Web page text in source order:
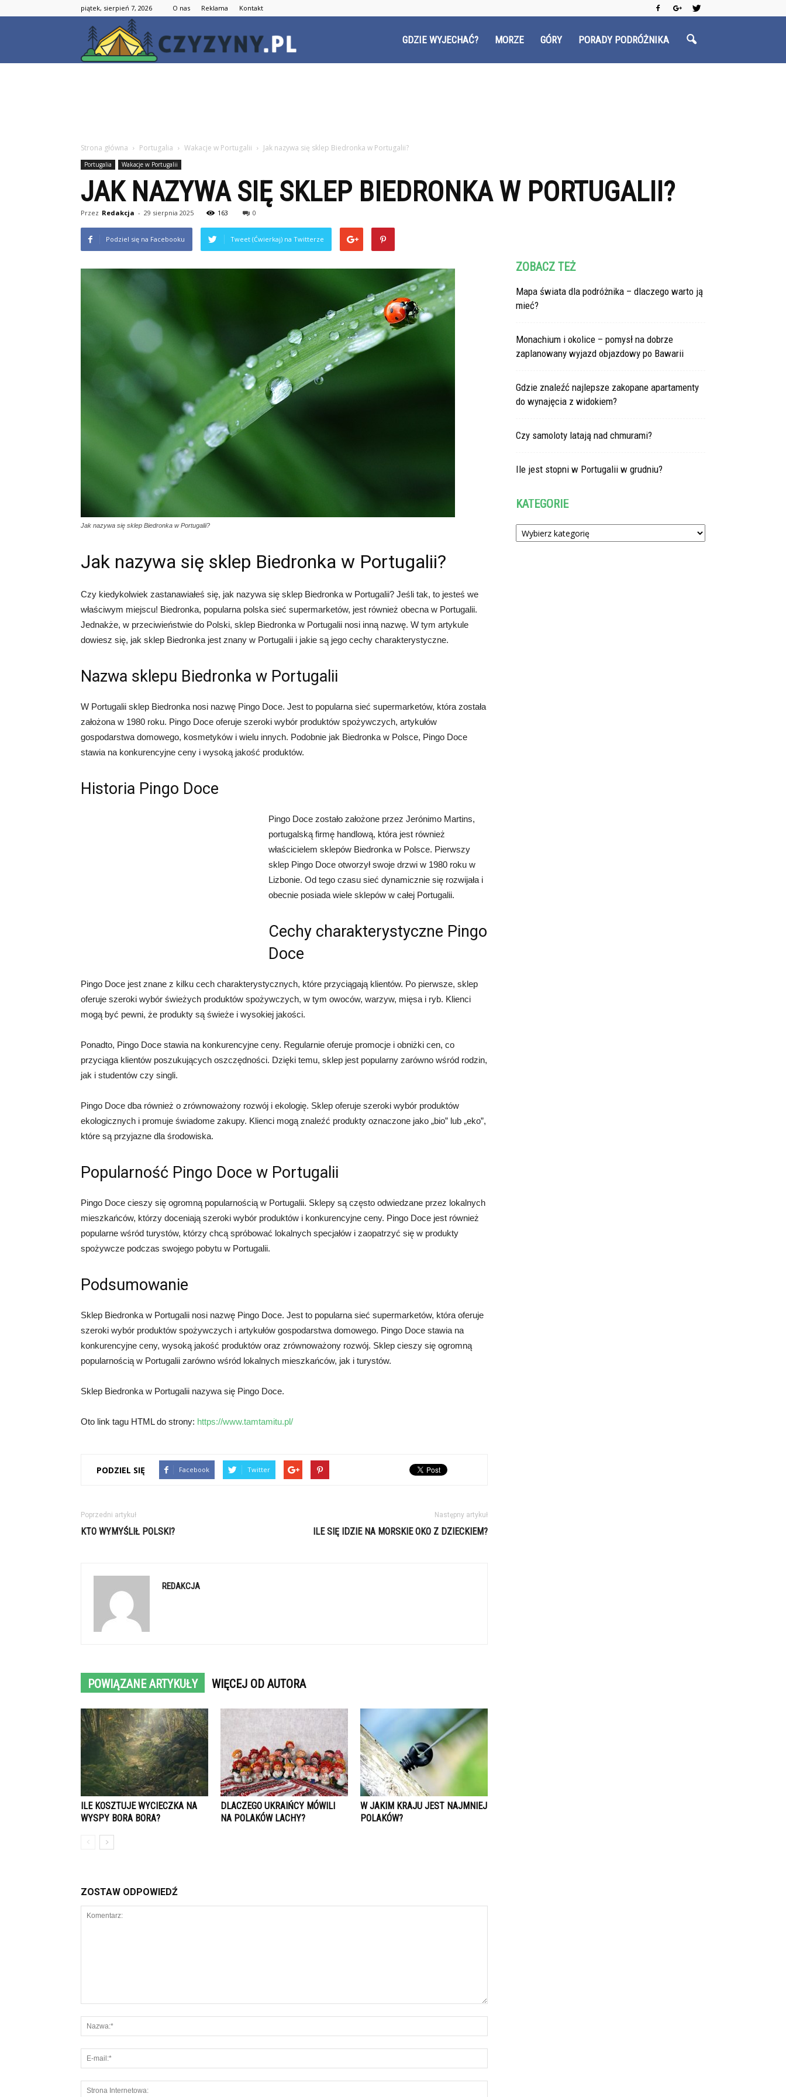
piątek, sierpień 7, 2026 O nas Reklama Kontakt
GDZIE WYJECHAĆ? MORZE GÓRY PORADY PODRÓŻNIKA
Strona główna Portugalia Wakacje w Portugalii Jak nazywa się sklep Biedronka w Portugalii?
Portugalia Wakacje w Portugalii
JAK NAZYWA SIĘ SKLEP BIEDRONKA W PORTUGALII?
Przez Redakcja - 29 sierpnia 2025 163 0
Podziel się na Facebooku Tweet (Ćwierkaj) na Twitterze
Jak nazywa się sklep Biedronka w Portugalii?
Jak nazywa się sklep Biedronka w Portugalii?
Czy kiedykolwiek zastanawiałeś się, jak nazywa się sklep Biedronka w Portugalii? Jeśli tak, to jesteś we
właściwym miejscu! Biedronka, popularna polska sieć supermarketów, jest również obecna w Portugalii.
Jednakże, w przeciwieństwie do Polski, sklep Biedronka w Portugalii nosi inną nazwę. W tym artykule
dowiesz się, jak sklep Biedronka jest znany w Portugalii i jakie są jego cechy charakterystyczne.
Nazwa sklepu Biedronka w Portugalii
W Portugalii sklep Biedronka nosi nazwę Pingo Doce. Jest to popularna sieć supermarketów, która została
założona w 1980 roku. Pingo Doce oferuje szeroki wybór produktów spożywczych, artykułów
gospodarstwa domowego, kosmetyków i wielu innych. Podobnie jak Biedronka w Polsce, Pingo Doce
stawia na konkurencyjne ceny i wysoką jakość produktów.
Historia Pingo Doce
Pingo Doce zostało założone przez Jerónimo Martins,
portugalską firmę handlową, która jest również
właścicielem sklepów Biedronka w Polsce. Pierwszy
sklep Pingo Doce otworzył swoje drzwi w 1980 roku w
Lizbonie. Od tego czasu sieć dynamicznie się rozwijała i
obecnie posiada wiele sklepów w całej Portugalii.
Cechy charakterystyczne Pingo
Doce
Pingo Doce jest znane z kilku cech charakterystycznych, które przyciągają klientów. Po pierwsze, sklep
oferuje szeroki wybór świeżych produktów spożywczych, w tym owoców, warzyw, mięsa i ryb. Klienci
mogą być pewni, że produkty są świeże i wysokiej jakości.
Ponadto, Pingo Doce stawia na konkurencyjne ceny. Regularnie oferuje promocje i obniżki cen, co
przyciąga klientów poszukujących oszczędności. Dzięki temu, sklep jest popularny zarówno wśród rodzin,
jak i studentów czy singli.
Pingo Doce dba również o zrównoważony rozwój i ekologię. Sklep oferuje szeroki wybór produktów
ekologicznych i promuje świadome zakupy. Klienci mogą znaleźć produkty oznaczone jako „bio” lub „eko”,
które są przyjazne dla środowiska.
Popularność Pingo Doce w Portugalii
Pingo Doce cieszy się ogromną popularnością w Portugalii. Sklepy są często odwiedzane przez lokalnych
mieszkańców, którzy doceniają szeroki wybór produktów i konkurencyjne ceny. Pingo Doce jest również
popularne wśród turystów, którzy chcą spróbować lokalnych specjałów i zaopatrzyć się w produkty
spożywcze podczas swojego pobytu w Portugalii.
Podsumowanie
Sklep Biedronka w Portugalii nosi nazwę Pingo Doce. Jest to popularna sieć supermarketów, która oferuje
szeroki wybór produktów spożywczych i artykułów gospodarstwa domowego. Pingo Doce stawia na
konkurencyjne ceny, wysoką jakość produktów oraz zrównoważony rozwój. Sklep cieszy się ogromną
popularnością w Portugalii zarówno wśród lokalnych mieszkańców, jak i turystów.
Sklep Biedronka w Portugalii nazywa się Pingo Doce.
Oto link tagu HTML do strony: https://www.tamtamitu.pl/
PODZIEL SIĘ Facebook Twitter
Poprzedni artykuł
KTO WYMYŚLIŁ POLSKI?
Następny artykuł
ILE SIĘ IDZIE NA MORSKIE OKO Z DZIECKIEM?
REDAKCJA
POWIĄZANE ARTYKUŁY WIĘCEJ OD AUTORA
ILE KOSZTUJE WYCIECZKA NA
WYSPY BORA BORA?
DLACZEGO UKRAIŃCY MÓWILI
NA POLAKÓW LACHY?
W JAKIM KRAJU JEST NAJMNIEJ
POLAKÓW?
ZOSTAW ODPOWIEDŹ
ZOBACZ TEŻ
Mapa świata dla podróżnika – dlaczego warto ją
mieć?
Monachium i okolice – pomysł na dobrze
zaplanowany wyjazd objazdowy po Bawarii
Gdzie znaleźć najlepsze zakopane apartamenty
do wynajęcia z widokiem?
Czy samoloty latają nad chmurami?
Ile jest stopni w Portugalii w grudniu?
KATEGORIE
Kategorie